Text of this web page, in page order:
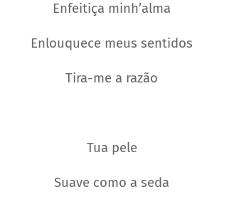
Enfeitiça minh’alma
Enlouquece meus sentidos
Tira-me a razão
Tua pele
Suave como a seda